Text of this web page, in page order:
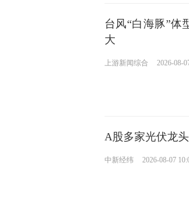
台风“白海豚”体
大
上游新闻综合 2026-08-
A股多家光伏龙
中新经纬 2026-08-07